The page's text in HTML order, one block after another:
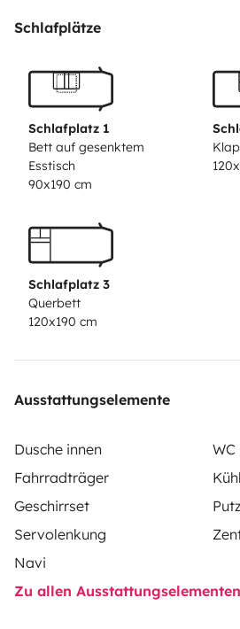
Schlafplätze
Schlafplatz 1
Bett auf gesenktem
Esstisch
90x190 cm
Schlafplatz 3
Querbett
120x190 cm
Ausstattungselemente
Dusche innen
WC
Fahrradträger
Geschirrset
Servolenkung
Navi
Zu allen Ausstattungselementen